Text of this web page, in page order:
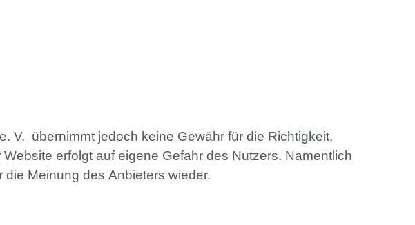
V. übernimmt jedoch keine Gewähr für die Richtigkeit,
erfolgt auf eigene Gefahr des Nutzers. Namentlich
Meinung des Anbieters wieder.